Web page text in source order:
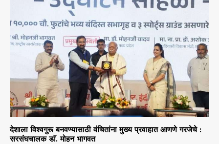
देशाला विश्वगुरू बनवण्यासाठी वंचितांना मुख्य प्रवाहात आणणे गरजेचे :
सरसंघचालक डाॅ. मोहन भागवत